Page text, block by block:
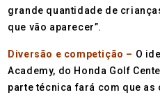
grande quantidade de
que vão aparecer”.
Diversão e competição – O
Academy, do Honda Golf
parte técnica fará com que